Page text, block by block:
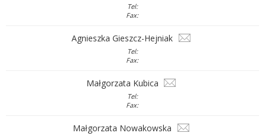
Tel:
Fax:
Agnieszka Gieszcz-Hejniak
Tel:
Fax:
Małgorzata Kubica
Tel:
Fax:
Małgorzata Nowakowska